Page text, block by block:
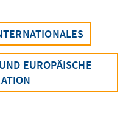
EUROPÄISCHE